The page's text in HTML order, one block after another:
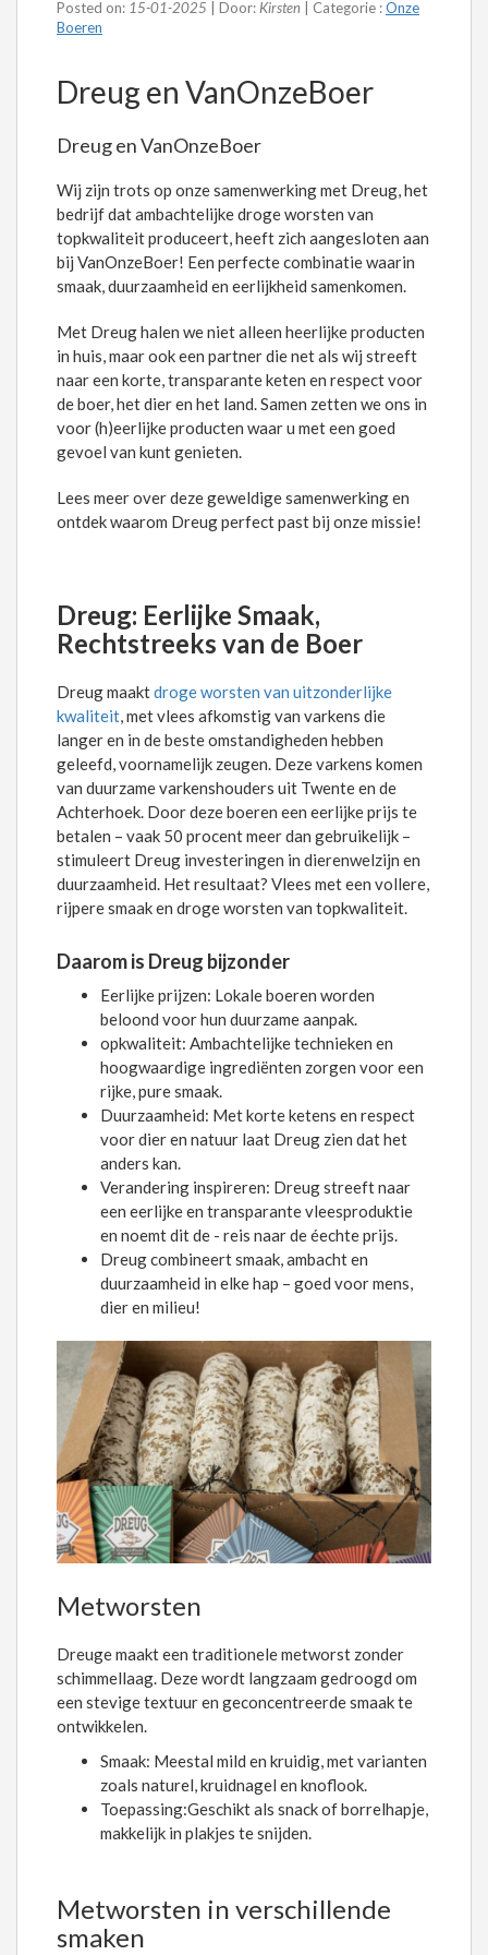
Posted on: 15-01-2025 | Door: Kirsten | Categorie :Onze
Boeren
Dreug en VanOnzeBoer
Dreug en VanOnzeBoer
Wij zijn trots op onze samenwerking met Dreug, het
bedrijf dat ambachtelijke droge worsten van
topkwaliteit produceert, heeft zich aangesloten aan
bij VanOnzeBoer! Een perfecte combinatie waarin
smaak, duurzaamheid en eerlijkheid samenkomen.
Met Dreug halen we niet alleen heerlijke producten
in huis, maar ook een partner die net als wij streeft
naar een korte, transparante keten en respect voor
de boer, het dier en het land. Samen zetten we ons in
voor (h)eerlijke producten waar u met een goed
gevoel van kunt genieten.
Lees meer over deze geweldige samenwerking en
ontdek waarom Dreug perfect past bij onze missie!
Dreug: Eerlijke Smaak,
Rechtstreeks van de Boer
Dreug maaktdroge worsten van uitzonderlijke
kwaliteit, met vlees afkomstig van varkens die
langer en in de beste omstandigheden hebben
geleefd, voornamelijk zeugen. Deze varkens komen
van duurzame varkenshouders uit Twente en de
Achterhoek. Door deze boeren een eerlijke prijs te
betalen – vaak 50 procent meer dan gebruikelijk –
stimuleert Dreug investeringen in dierenwelzijn en
duurzaamheid. Het resultaat? Vlees met een vollere,
rijpere smaak en droge worsten van topkwaliteit.
Daarom is Dreug bijzonder
Eerlijke prijzen: Lokale boeren worden
beloond voor hun duurzame aanpak.
opkwaliteit: Ambachtelijke technieken en
hoogwaardige ingrediënten zorgen voor een
rijke, pure smaak.
Duurzaamheid: Met korte ketens en respect
voor dier en natuur laat Dreug zien dat het
anders kan.
Verandering inspireren: Dreug streeft naar
een eerlijke en transparante vleesproduktie
en noemt dit de - reis naar de éechte prijs.
Dreug combineert smaak, ambacht en
duurzaamheid in elke hap – goed voor mens,
dier en milieu!
Metworsten
Dreuge maakt een traditionele metworst zonder
schimmellaag. Deze wordt langzaam gedroogd om
een stevige textuur en geconcentreerde smaak te
ontwikkelen.
Smaak: Meestal mild en kruidig, met varianten
zoals naturel, kruidnagel en knoflook.
Toepassing:Geschikt als snack of borrelhapje,
makkelijk in plakjes te snijden.
Metworsten in verschillende
smaken